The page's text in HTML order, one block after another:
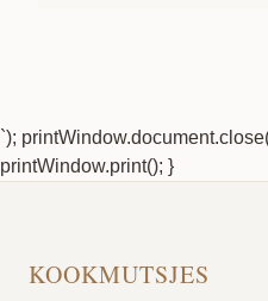
`);
printWindow.print(); }
KOOKMUTSJES